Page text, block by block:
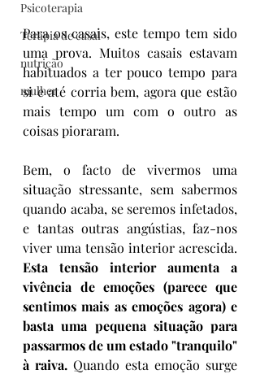
Psicoterapia
Terapia de casal
nutrição
mulher
Para os casais, este tempo tem sido
uma prova. Muitos casais estavam
habituados a ter pouco tempo para
si e até corria bem, agora que estão
mais tempo um com o outro as
coisas pioraram.
Bem, o facto de vivermos uma
situação stressante, sem sabermos
quando acaba, se seremos infetados,
e tantas outras angústias, faz-nos
Esta tensão interior aumenta a
vivência de emoções (parece que
sentimos mais as emoções agora) e
basta uma pequena situação para
passarmos de um estado "tranquilo"
à raiva. Quando esta emoção surge